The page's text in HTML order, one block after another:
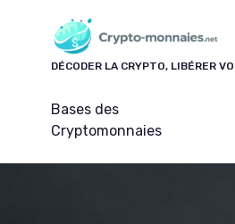
DÉCODER LA CRYPTO, LIBÉRER
Bases des
Cryptomonnaies